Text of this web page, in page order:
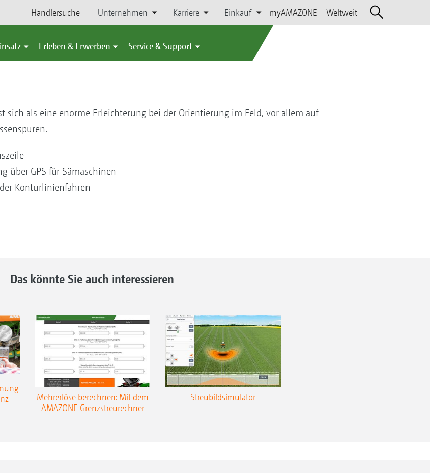
Händlersuche Unternehmen Karriere Einkauf myAMAZONE Weltweit
Erleben & Erwerben Service & Support
sich als eine enorme Erleichterung bei der Orientierung im Feld, vor allem auf
über GPS für Sämaschinen
Konturlinienfahren
Das könnte Sie auch interessieren
Mehrerlöse berechnen: Mit dem
AMAZONE Grenzstreurechner
Streubildsimulator